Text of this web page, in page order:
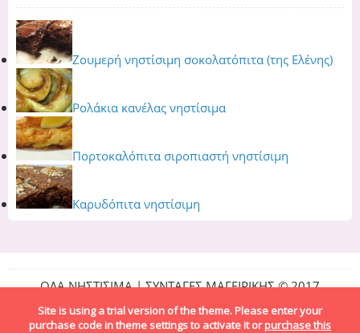
Ζουμερή νηστίσιμη σοκολατόπιτα (της Ελένης)
Ρολάκια κανέλας νηστίσιμα
Πορτοκαλόπιτα σιροπιαστή νηστίσιμη
Καρυδόπιτα νηστίσιμη
ΟΛΑ ΝΗΣΤΙΣΙΜΑ | ΣΥΝΤΑΓΕΣ ΜΑΓΕΙΡΙΚΗΣ © 2017
Site is using a trial version of the theme. Please enter your
purchase code in theme settings to activate it orpurchase this